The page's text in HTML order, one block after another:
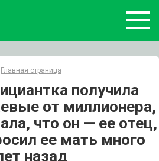
Главная страница
получила
от миллионера,
что он — ее отец,
ее мать много
назад